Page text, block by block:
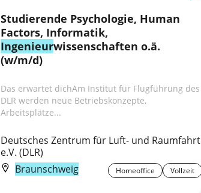
Studierende Psychologie, Human
Ingenieurwissenschaften o.ä.
(w/m/d)
Das erwartet dichAm Institut für Flugführung des
DLR werden neue Betriebskonzepte,
Arbeitsplätze...
Deutsches Zentrum für Luft- und Raumfahrt
e.V. (DLR)
Braunschweig
Homeoffice Vollzeit